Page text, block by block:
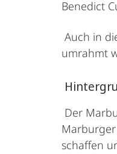
Benedict
Auch in
umrahmt
Der
Marburger
schaffen